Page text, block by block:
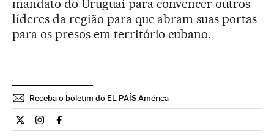
mandato do Uruguai para convencer outros
líderes da região para que abram suas portas
para os presos em território cubano.
Receba o boletim do EL PAÍS América
Internacional El País Brasil en Twitter
Internacional El País Brasil en Instagram
Internacional El País Brasil en Facebook